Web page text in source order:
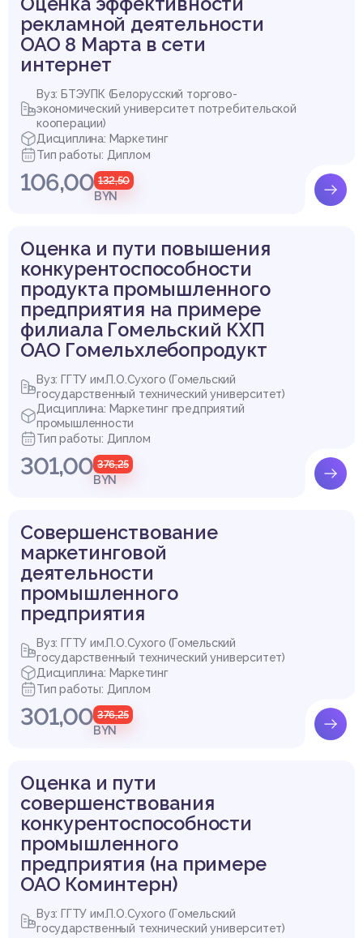
рекламной деятельности
ОАО 8 Марта в сети
интернет
Вуз: БТЭУПК (Белорусский торгово-
экономический университет потребительской
кооперации)
Дисциплина: Маркетинг
Тип работы: Диплом
106,00 132,50
BYN
Оценка и пути повышения
конкурентоспособности
продукта промышленного
предприятия на примере
филиала Гомельский КХП
ОАО Гомельхлебопродукт
Вуз: ГГТУ им.П.О.Сухого (Гомельский
государственный технический университет)
Дисциплина: Маркетинг предприятий
промышленности
Тип работы: Диплом
301,00 376,25
BYN
Совершенствование
маркетинговой
деятельности
промышленного
предприятия
Вуз: ГГТУ им.П.О.Сухого (Гомельский
государственный технический университет)
Дисциплина: Маркетинг
Тип работы: Диплом
301,00 376,25
BYN
Оценка и пути
совершенствования
конкурентоспособности
промышленного
предприятия (на примере
ОАО Коминтерн)
Вуз: ГГТУ им.П.О.Сухого (Гомельский
государственный технический университет)